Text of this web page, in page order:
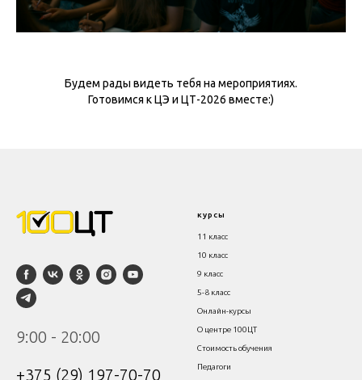
Будем рады видеть тебя на мероприятиях.
Готовимся к ЦЭ и ЦТ-2026 вместе:)
9:00 - 20:00
+375 (29) 197-70-70
курсы
11 класс
10 класс
9 класс
5-8 класс
Онлайн-курсы
О центре 100ЦТ
Стоимость обучения
Педагоги